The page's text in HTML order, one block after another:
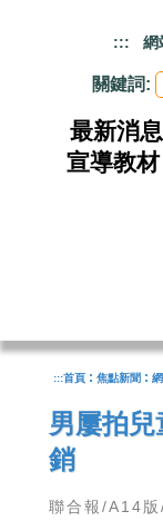
::: 網
關鍵詞:
最新消息
宣導教材
:::首頁 : 焦點新聞 :
男屢拍
銷
聯合報/A14版